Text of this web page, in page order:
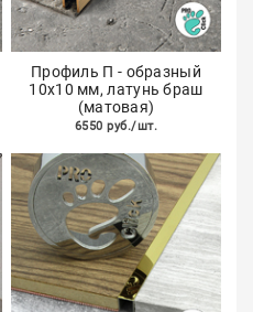
Профиль П - образный
10х10 мм, латунь браш
(матовая)
6550 руб./шт.